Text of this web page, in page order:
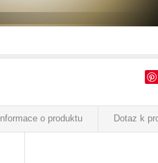
Informace o produktu Dotaz k